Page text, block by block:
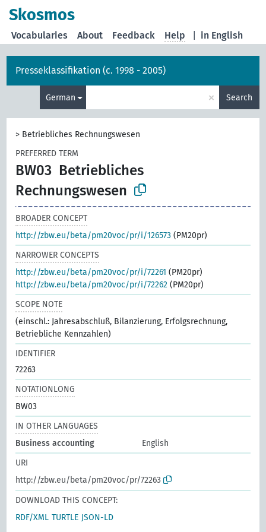
Skosmos
in English
Vocabularies About Feedback Help
Presseklassifikation (c. 1998 - 2005)
German × Search
> Betriebliches Rechnungswesen
PREFERRED TERM
BW03 Betriebliches
Rechnungswesen
BROADER CONCEPT
http://zbw.eu/beta/pm20voc/pr/i/126573 (PM20pr)
NARROWER CONCEPTS
http://zbw.eu/beta/pm20voc/pr/i/72261 (PM20pr)
http://zbw.eu/beta/pm20voc/pr/i/72262 (PM20pr)
SCOPE NOTE
(einschl.: Jahresabschluß, Bilanzierung, Erfolgsrechnung,
Betriebliche Kennzahlen)
IDENTIFIER
72263
NOTATIONLONG
BW03
IN OTHER LANGUAGES
Business accounting
English
URI
http://zbw.eu/beta/pm20voc/pr/72263
DOWNLOAD THIS CONCEPT:
RDF/XML TURTLE JSON-LD